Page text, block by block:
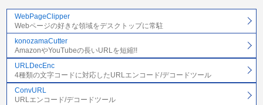
WebPageClipper
Webページの好きな領域をデスクトップに常駐
konozamaCutter
AmazonやYouTubeの長いURLを短縮!!
URLDecEnc
4種類の文字コードに対応したURLエンコード/デコードツール
ConvURL
URLエンコード/デコードツール